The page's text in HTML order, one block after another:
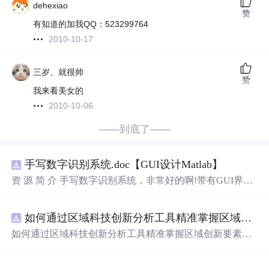
dehexiao
有知道的加我QQ：523299764
2010-10-17
赞
三岁、就很帅
我来看美女的
2010-10-06
赞
——到底了——
手写数字识别系统.doc【GUI设计Matlab】
资 源 简 介 手写数字识别系统，非常好的啊!带有GUI界
带有直观的图形用户界面（GUI），非常容易使用。你只
需要将手写数字输入系统，它将立即给出准确的识别结
如何通过区域科技创新分析工具精准掌握区域创新要素分布与产业链融合现状？.docx
如何通过区域科技创新分析工具精准掌握区域创新要素分